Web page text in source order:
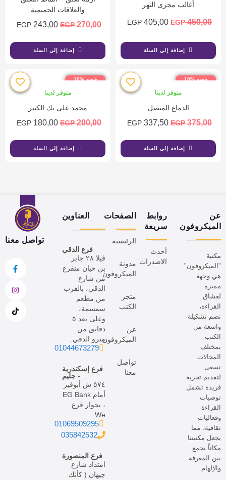
أغالب مجرى النهر
450,00
EGP
405,00
EGP
إضافة إلى السلة
والعلاقات الحميمية
270,00
EGP
243,00
EGP
إضافة إلى السلة
خصم %10
متوفر لدينا
الدماغ المتصل
375,00
EGP
337,50
EGP
إضافة إلى السلة
خصم %10
متوفر لدينا
محمد على بك الكبير
200,00
EGP
180,00
EGP
إضافة إلى السلة
عن
الميكروفون
مكتبة
"الميكروفون"
هي وجهة
مميزة
لعشاق
القراءة،
تضم تشكيلة
واسعة من
الكتب
بمختلف
المجالات.
نسعى
لتقديم تجربة
فريدة تشمل
توصيات
القراءة
وفعاليات
ثقافية، مما
يجعل مكتبتنا
مكاناً يجمع
بين المعرفة
والإلهام.
روابط
سريعة
أحدث
الاصدرات
الصفحات
الرئيسية
مدونة
الميكروفون
متجر
الكتب
عن
الميكروفون
تواصل
معنا
العناوين
فرع الدقي
ڤيلا ٢٨ جابر
بن حيان متفرع
من شارع
الدقي، بالقرب
من مطعم
سمسمة،
وعلى بعد ٥
دقايق من
مترو الدقي.
01044673279
فرع إسكندرية
- جليم
٥٧٤ ش أبوقير
أمام EG Bank
، بجوار فرع
We.
01069509295
035842532
فرع المنصورة
امتداد شارع
چيهان ( كأنك
تواصل معنا